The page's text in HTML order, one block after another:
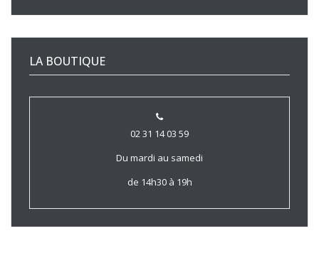
LA BOUTIQUE
02 31 14 03 59
Du mardi au samedi
de 14h30 à 19h